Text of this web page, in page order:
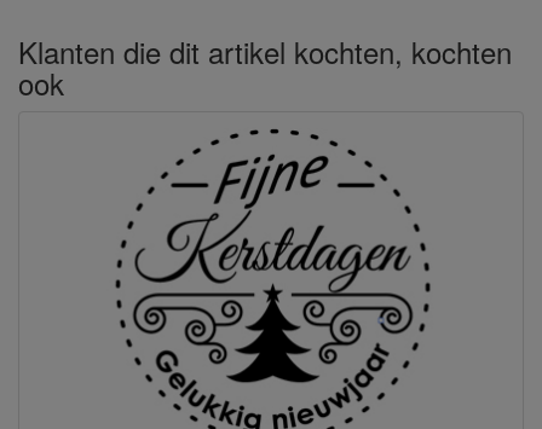
Klanten die dit artikel kochten, kochten
ook